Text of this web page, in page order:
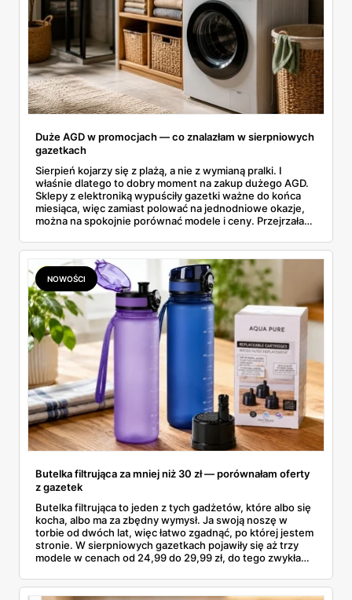
Duże AGD w promocjach — co znalazłam w sierpniowych
gazetkach
Sierpień kojarzy się z plażą, a nie z wymianą pralki. I
właśnie dlatego to dobry moment na zakup dużego AGD.
Sklepy z elektroniką wypuściły gazetki ważne do końca
miesiąca, więc zamiast polować na jednodniowe okazje,
można na spokojnie porównać modele i ceny. Przejrzałam
znalazłam, z cenami i terminami.
NOWOŚCI
Butelka filtrująca za mniej niż 30 zł — porównałam oferty
z gazetek
Butelka filtrująca to jeden z tych gadżetów, które albo się
kocha, albo ma za zbędny wymysł. Ja swoją noszę w
torbie od dwóch lat, więc łatwo zgadnąć, po której jestem
stronie. W sierpniowych gazetkach pojawiły się aż trzy
modele w cenach od 24,99 do 29,99 zł, do tego zwykła
wszystkie oferty i policzyłam, kiedy taki zakup faktycznie
się opłaca.